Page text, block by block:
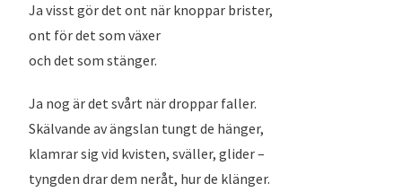
Ja visst gör det ont när knoppar brister,
ont för det som växer
och det som stänger.
Ja nog är det svårt när droppar faller.
Skälvande av ängslan tungt de hänger,
klamrar sig vid kvisten, sväller, glider –
tyngden drar dem neråt, hur de klänger.